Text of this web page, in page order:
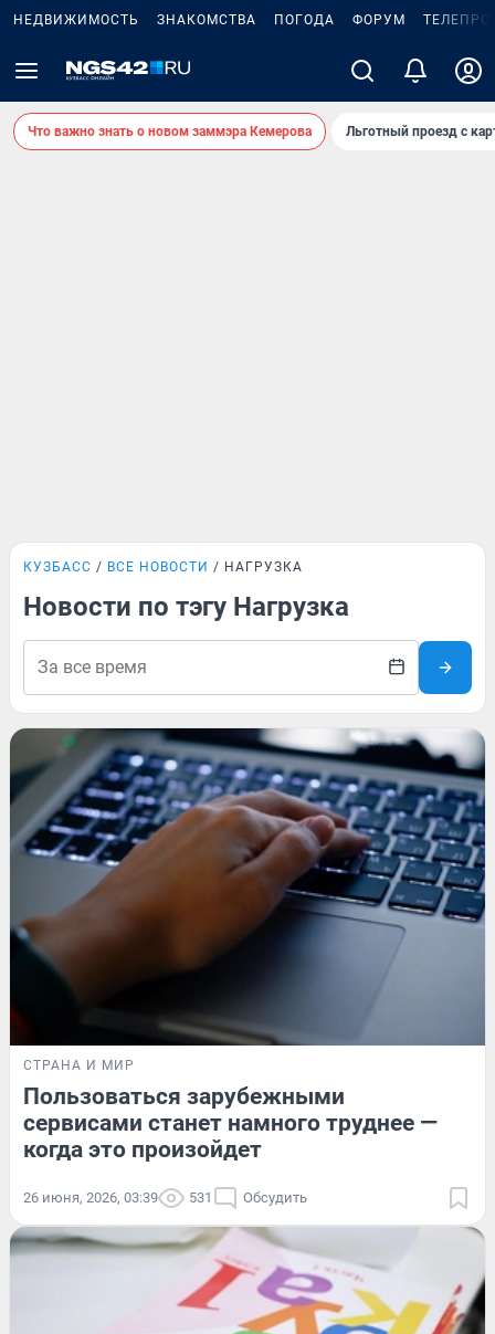
НЕДВИЖИМОСТЬ ЗНАКОМСТВА ПОГОДА ФОРУМ
Что важно знать о новом заммэра Кемерова Льготный проезд с
КУЗБАСС ВСЕ НОВОСТИ НАГРУЗКА
Новости по тэгу Нагрузка
СТРАНА И МИР
Пользоваться зарубежными
сервисами станет намного труднее —
когда это произойдет
26 июня, 2026, 03:39 531 Обсудить